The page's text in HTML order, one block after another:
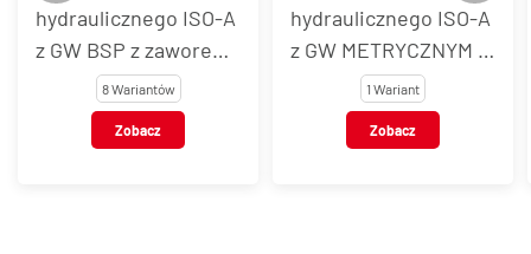
hydraulicznego ISO-A
z GW BSP z zaworem,
typ PAV18 Wariantów
Zobacz
hydraulicznego ISO-A
z GW METRYCZNYM z
zaworem, typ PAV1
1 Wariant
Zobacz